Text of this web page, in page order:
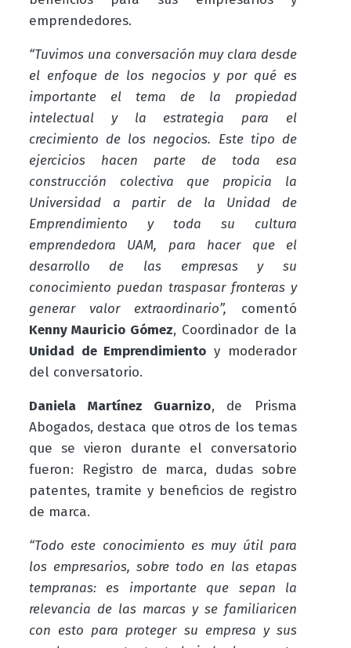
emprendedores.
“Tuvimos una conversación muy clara desde
el enfoque de los negocios y por qué es
importante el tema de la propiedad
intelectual y la estrategia para el
crecimiento de los negocios. Este tipo de
ejercicios hacen parte de toda esa
construcción colectiva que propicia la
Universidad a partir de la Unidad de
Emprendimiento y toda su cultura
emprendedora UAM, para hacer que el
desarrollo de las empresas y su
conocimiento puedan traspasar fronteras y
generar valor extraordinario”, comentó
Kenny Mauricio Gómez, Coordinador de la
Unidad de Emprendimiento y moderador
del conversatorio.
Daniela Martínez Guarnizo, de Prisma
Abogados, destaca que otros de los temas
que se vieron durante el conversatorio
fueron: Registro de marca, dudas sobre
patentes, tramite y beneficios de registro
de marca.
“Todo este conocimiento es muy útil para
los empresarios, sobre todo en las etapas
tempranas: es importante que sepan la
relevancia de las marcas y se familiaricen
con esto para proteger su empresa y sus